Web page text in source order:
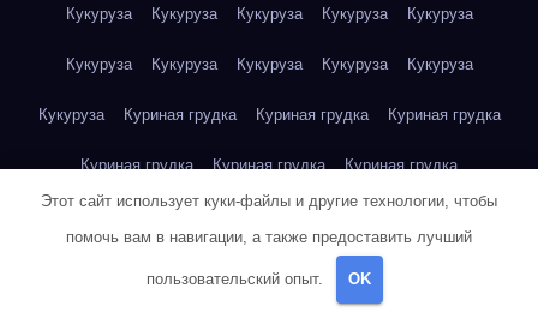
Кукуруза Кукуруза Кукуруза Кукуруза Кукуруза
Кукуруза Кукуруза Кукуруза Кукуруза Кукуруза
Кукуруза Куриная грудка Куриная грудка Куриная грудка
Куриная грудка Куриная грудка Куриная грудка
Куриная грудка Куриная грудка
Этот сайт использует куки-файлы и другие технологии, чтобы
помочь вам в навигации, а также предоставить лучший
пользовательский опыт. OK